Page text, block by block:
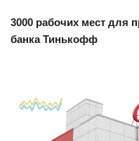
3000 рабочих мест для
банка Тинькофф